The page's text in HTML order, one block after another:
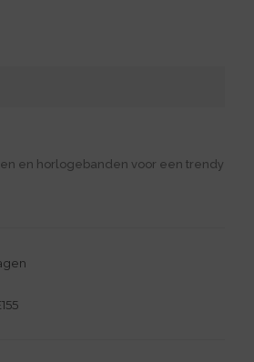
en horlogebanden voor een trendy